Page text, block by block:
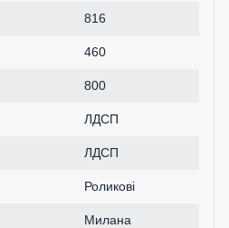
816
460
800
ЛДСП
ЛДСП
Роликові
Милана